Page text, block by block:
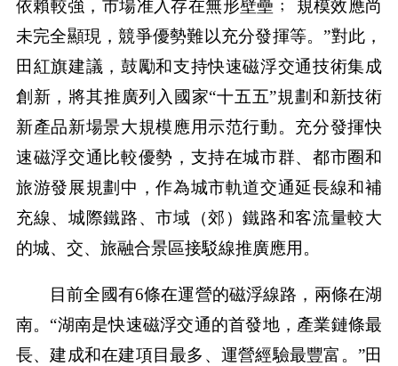
依賴較強，市場准入存在無形壁壘﹔ 規模效應尚
未完全顯現，競爭優勢難以充分發揮等。”對此，
田紅旗建議，鼓勵和支持快速磁浮交通技術集成
創新，將其推廣列入國家“十五五”規劃和新技術
新產品新場景大規模應用示范行動。充分發揮快
速磁浮交通比較優勢，支持在城市群、都市圈和
旅游發展規劃中，作為城市軌道交通延長線和補
充線、城際鐵路、市域（郊）鐵路和客流量較大
的城、交、旅融合景區接駁線推廣應用。
目前全國有6條在運營的磁浮線路，兩條在湖
南。“湖南是快速磁浮交通的首發地，產業鏈條最
長、建成和在建項目最多、運營經驗最豐富。”田